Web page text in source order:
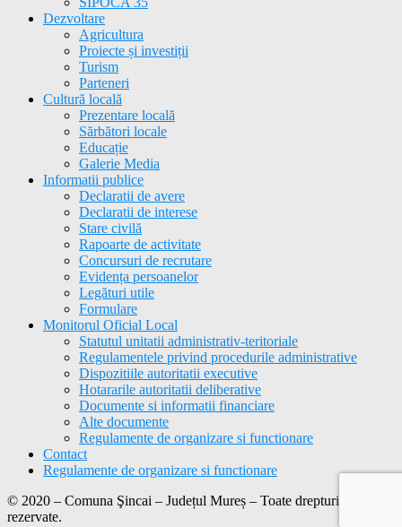
Dezvoltare
Agricultura
Proiecte și investiții
Turism
Parteneri
Cultură locală
Prezentare locală
Sărbători locale
Educație
Galerie Media
Informatii publice
Declaratii de avere
Declaratii de interese
Stare civilă
Rapoarte de activitate
Concursuri de recrutare
Evidența persoanelor
Legături utile
Formulare
Monitorul Oficial Local
Statutul unitatii administrativ-teritoriale
Regulamentele privind procedurile administrative
Dispozitiile autoritatii executive
Hotararile autoritatii deliberative
Documente si informatii financiare
Alte documente
Regulamente de organizare si functionare
Contact
Regulamente de organizare si functionare
© 2020 – Comuna Şincai – Județul Mureș – Toate drepturile
rezervate.